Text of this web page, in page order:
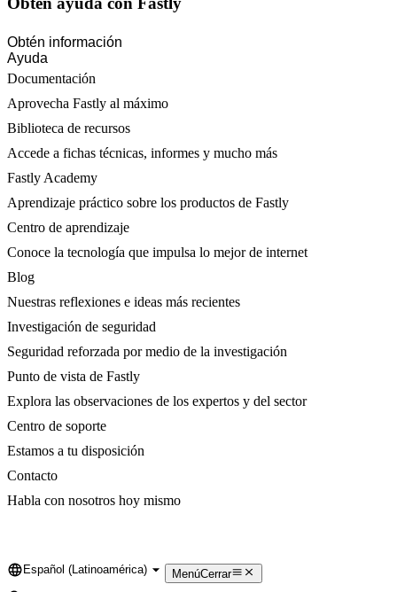
Obtén información
Ayuda
Documentación
Aprovecha Fastly al máximo
Biblioteca de recursos
Accede a fichas técnicas, informes y mucho más
Fastly Academy
Aprendizaje práctico sobre los productos de Fastly
Centro de aprendizaje
Conoce la tecnología que impulsa lo mejor de internet
Blog
Nuestras reflexiones e ideas más recientes
Investigación de seguridad
Seguridad reforzada por medio de la investigación
Punto de vista de Fastly
Explora las observaciones de los expertos y del sector
Centro de soporte
Estamos a tu disposición
Contacto
Habla con nosotros hoy mismo
Language
Español (Latinoamérica) MenúCerrar